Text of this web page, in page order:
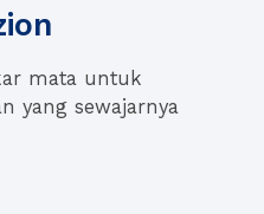
mata untuk
yang sewajarnya